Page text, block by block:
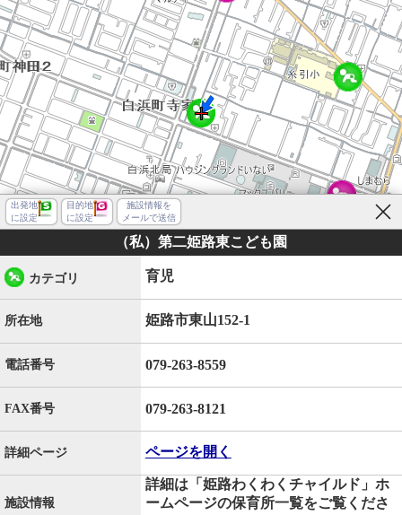
出発地
に設定
目的地
に設定
施設情報を
メールで送信
（私）第二姫路東こども園
カテゴリ 育児
所在地 姫路市東山152-1
電話番号 079-263-8559
FAX番号 079-263-8121
詳細ページ ページを開く
施設情報
詳細は「姫路わくわくチャイルド」ホ
ームページの保育所一覧をご覧くださ